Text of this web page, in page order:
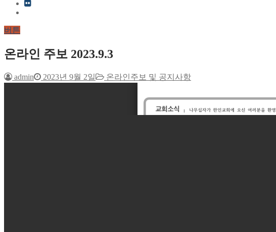
버튼
온라인 주보 2023.9.3
admin 2023년 9월 2일 온라인주보 및 공지사항